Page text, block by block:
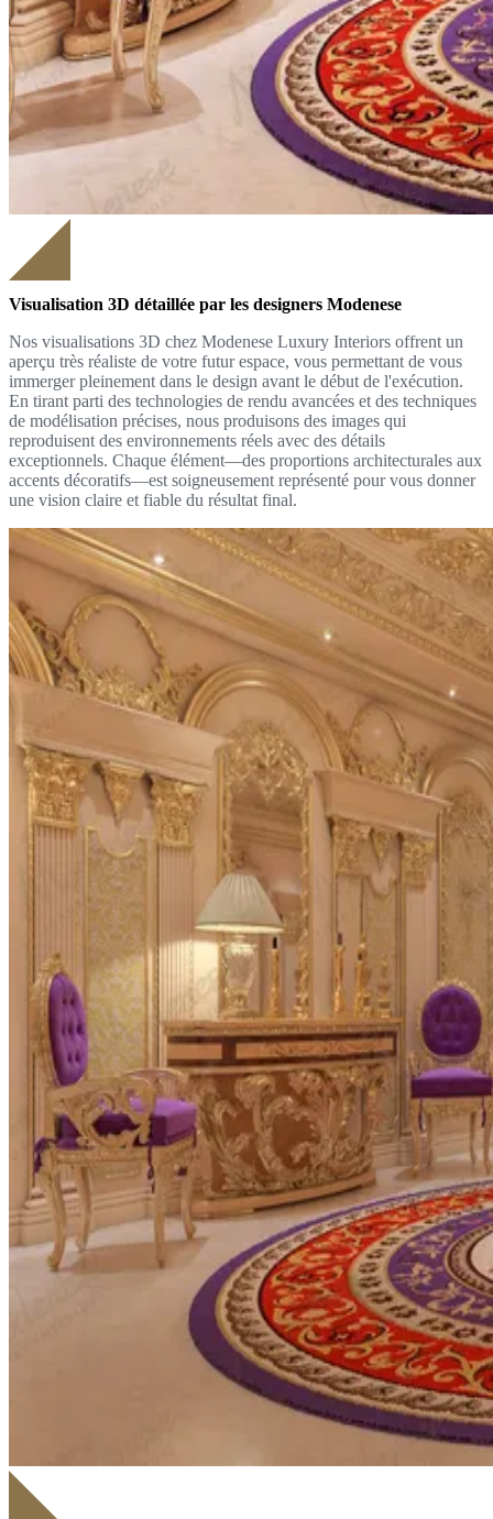
Visualisation 3D détaillée par les designers Modenese
Nos visualisations 3D chez Modenese Luxury Interiors offrent un
aperçu très réaliste de votre futur espace, vous permettant de vous
immerger pleinement dans le design avant le début de l'exécution.
En tirant parti des technologies de rendu avancées et des techniques
de modélisation précises, nous produisons des images qui
reproduisent des environnements réels avec des détails
exceptionnels. Chaque élément—des proportions architecturales aux
accents décoratifs—est soigneusement représenté pour vous donner
une vision claire et fiable du résultat final.